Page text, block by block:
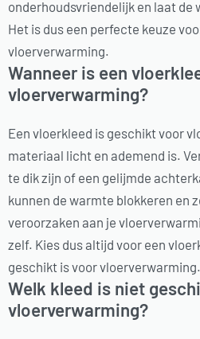
onderhoudsvriendelijk en laat de
Het is dus een perfecte keuze
vloerverwarming.
Wanneer is een
vloerverwarming?
Een vloerkleed is geschikt voor
materiaal licht en ademend is.
te dik zijn of een gelijmde
kunnen de warmte blokkeren en
veroorzaken aan je
zelf. Kies dus altijd voor een
geschikt is voor vloerverwarming.
Welk kleed is niet
vloerverwarming?